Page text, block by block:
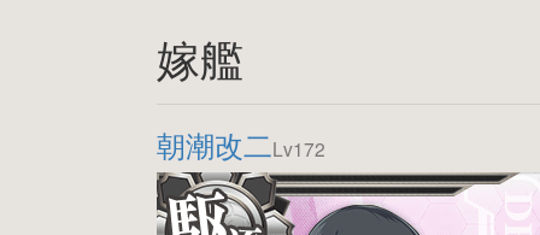
嫁艦
朝潮改二Lv172